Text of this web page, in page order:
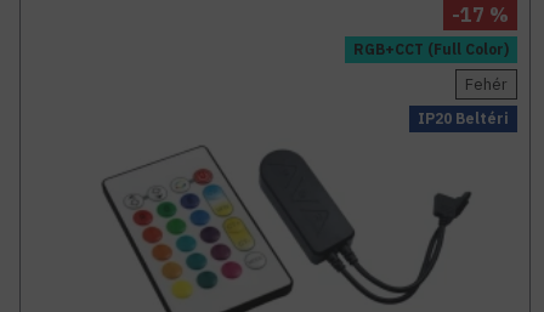
RGB+CCT (Full Color)
IP20 Beltéri
Fehér
-17 %